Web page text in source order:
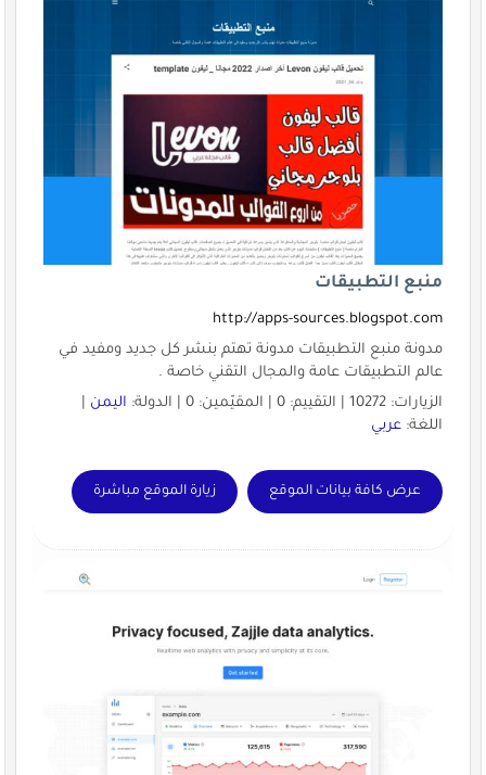
منبع التطبيقات
http://apps-sources.blogspot.com
مدونة منبع التطبيقات مدونة تهتم بنشر كل جديد ومفيد في
عالم التطبيقات عامة والمجال التقني خاصة .
الزيارات: 10272 | التقييم: 0 | المقيّمين: 0 | الدولة:
اليمن|
اللغة: عربي
عرض كافة بيانات الموقع زيارة الموقع مباشرة